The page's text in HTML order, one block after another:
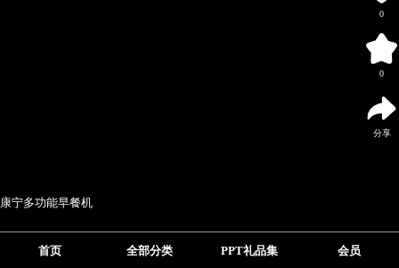
康宁多功能早餐机
0
0
分享
首页 全部分类 PPT礼品集 会员